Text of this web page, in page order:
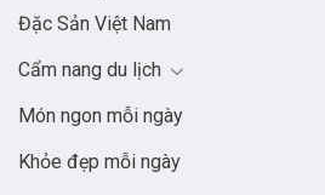
Đặc Sản Việt Nam
Cẩm nang du lịch
Món ngon mỗi ngày
Khỏe đẹp mỗi ngày